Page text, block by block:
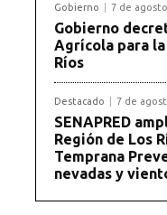
Gobierno 7 de
Gobierno
Agrícola para
Ríos
Destacado 7 de
SENAPRED
Región de Los
Temprana
nevadas y